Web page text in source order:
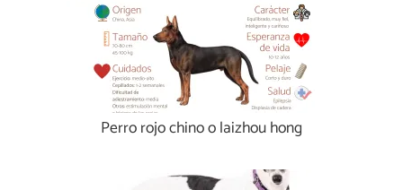
Perro rojo chino o laizhou hong